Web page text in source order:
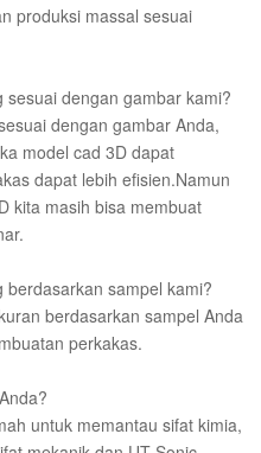
produksi massal sesuai
dengan gambar kami?
dengan gambar Anda,
model cad 3D dapat
dapat lebih efisien.Namun
kita masih bisa membuat
sampel kami?
berdasarkan sampel Anda
perkakas.
untuk memantau sifat kimia,